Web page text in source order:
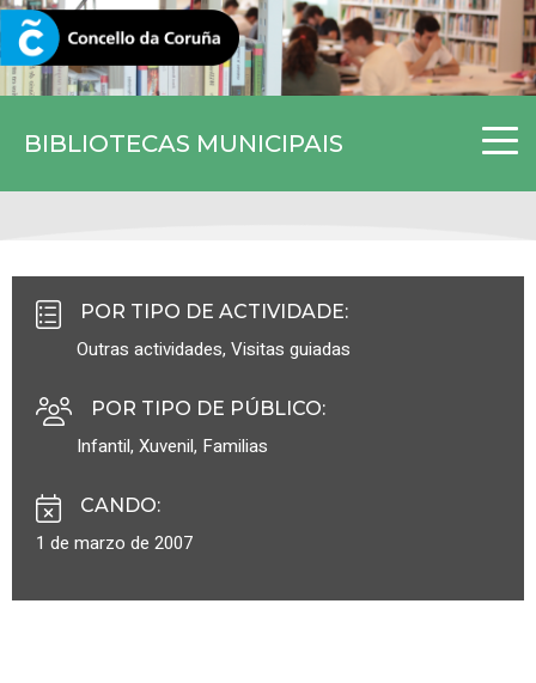
BIBLIOTECAS MUNICIPAIS
CORUNA.GAL
POR TIPO DE ACTIVIDADE:
Outras actividades, Visitas guiadas
POR TIPO DE PÚBLICO:
Infantil, Xuvenil, Familias
CANDO:
1 de marzo de 2007